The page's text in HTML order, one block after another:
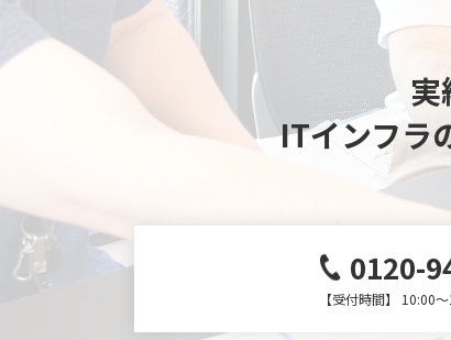
ITインフラ
0120-
【受付時間】 10:00